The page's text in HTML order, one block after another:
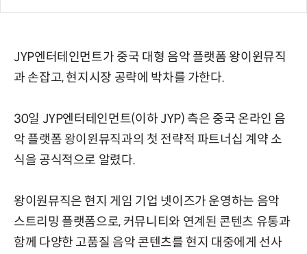
JYP엔터테인먼트가 중국 대형 음악 플랫폼 왕이윈뮤직
과 손잡고, 현지시장 공략에 박차를 가한다.
30일 JYP엔터테인먼트(이하 JYP) 측은 중국 온라인 음
악 플랫폼 왕이윈뮤직과의 첫 전략적 파트너십 계약 소
식을 공식적으로 알렸다.
왕이원뮤직은 현지 게임 기업 넷이즈가 운영하는 음악
스트리밍 플랫폼으로, 커뮤니티와 연계된 콘텐츠 유통과
함께 다양한 고품질 음악 콘텐츠를 현지 대중에게 선사